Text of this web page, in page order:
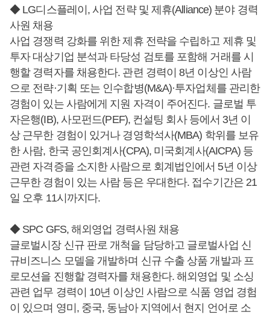
◆ LG디스플레이, 사업 전략 및 제휴(Alliance) 분야 경력
사원 채용
사업 경쟁력 강화를 위한 제휴 전략을 수립하고 제휴 및
투자 대상기업 분석과 타당성 검토를 포함해 거래를 시
행할 경력자를 채용한다. 관련 경력이 8년 이상인 사람
으로 전략·기획 또는 인수합병(M&A)·투자업체를 관리한
경험이 있는 사람에게 지원 자격이 주어진다. 글로벌 투
자은행(IB), 사모펀드(PEF), 컨설팅 회사 등에서 3년 이
상 근무한 경험이 있거나 경영학석사(MBA) 학위를 보유
한 사람, 한국 공인회계사(CPA), 미국회계사(AICPA) 등
관련 자격증을 소지한 사람으로 회계법인에서 5년 이상
근무한 경험이 있는 사람 등은 우대한다. 접수기간은 21
일 오후 11시까지다.
◆ SPC GFS, 해외영업 경력사원 채용
글로벌시장 신규 판로 개척을 담당하고 글로벌사업 신
규비즈니스 모델을 개발하며 신규 수출 상품 개발과 프
로모션을 진행할 경력자를 채용한다. 해외영업 및 소싱
관련 업무 경력이 10년 이상인 사람으로 식품 영업 경험
이 있으며 영미, 중국, 동남아 지역에서 현지 언어로 소